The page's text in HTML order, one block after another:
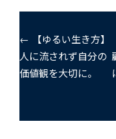
← 【ゆるい生き方】
人に流されず自分の
価値観を大切に。